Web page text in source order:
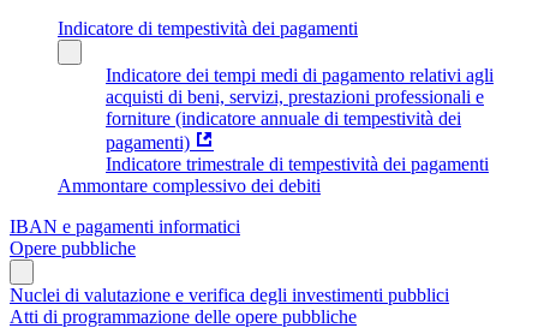
Indicatore di tempestività dei pagamenti
Indicatore dei tempi medi di pagamento relativi agli
acquisti di beni, servizi, prestazioni professionali e
forniture (indicatore annuale di tempestività dei
pagamenti)
Indicatore trimestrale di tempestività dei pagamenti
Ammontare complessivo dei debiti
IBAN e pagamenti informatici
Opere pubbliche
Nuclei di valutazione e verifica degli investimenti pubblici
Atti di programmazione delle opere pubbliche